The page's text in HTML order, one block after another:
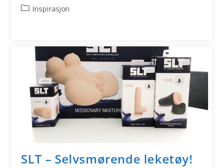
Inspirasjon
SLT – Selvsmørende leketøy!